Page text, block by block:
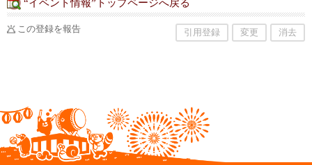
“イベント情報”トップページへ戻る
この登録を報告 引用登録 変更 消去